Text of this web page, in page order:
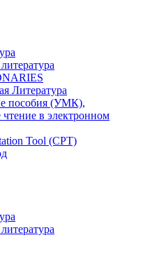
Литература
пособия (УМК),
в электронном
Tool (CPT)